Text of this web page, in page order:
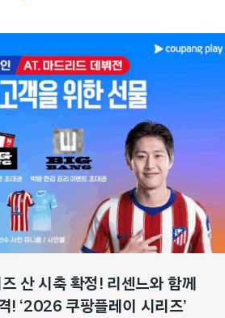
산 시축 확정! 리센느와 함께
! ‘2026 쿠팡플레이 시리즈’